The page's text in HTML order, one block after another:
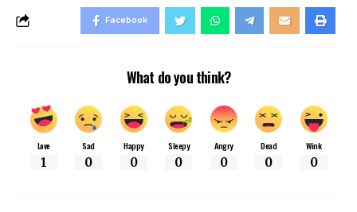
Facebook
What do you think?
Love
1
Sad
0
Happy
0
Sleepy
0
Angry
0
Dead
0
Wink
0